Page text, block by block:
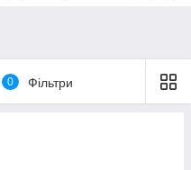
0 Фільтри